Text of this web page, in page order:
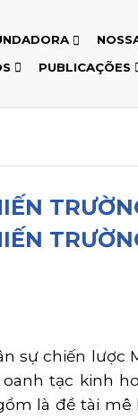
PUBLICAÇÕES
chiến lược
tạc kinh
là đề tài